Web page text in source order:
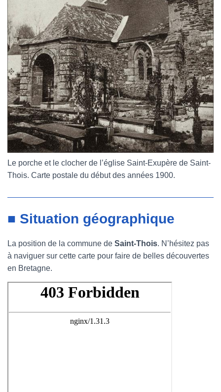
Le porche et le clocher de l’église Saint-Exupère de Saint-
Thois. Carte postale du début des années 1900.
■ Situation géographique
La position de la commune de Saint-Thois. N’hésitez pas
à naviguer sur cette carte pour faire de belles découvertes
en Bretagne.